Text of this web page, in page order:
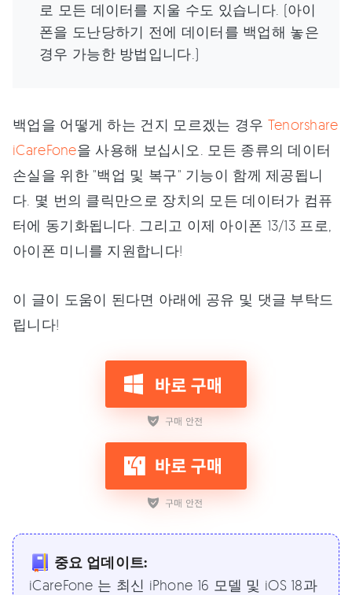
로 모든 데이터를 지울 수도 있습니다. (아이
폰을 도난당하기 전에 데이터를 백업해 놓은
경우 가능한 방법입니다.)
백업을 어떻게 하는 건지 모르겠는 경우 Tenorshare
iCareFone을 사용해 보십시오. 모든 종류의 데이터
손실을 위한 "백업 및 복구" 기능이 함께 제공됩니
다. 몇 번의 클릭만으로 장치의 모든 데이터가 컴퓨
터에 동기화됩니다. 그리고 이제 아이폰 13/13 프로,
아이폰 미니를 지원합니다!
이 글이 도움이 된다면 아래에 공유 및 댓글 부탁드
립니다!
중요 업데이트:
iCareFone 는 최신 iPhone 16 모델 및 iOS 18과